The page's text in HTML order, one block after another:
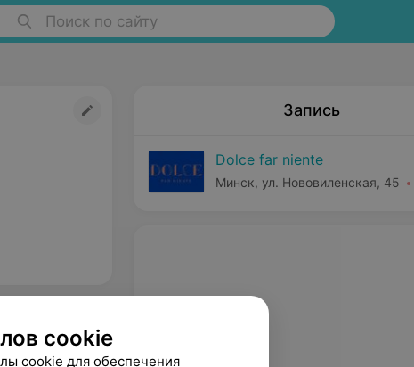
Поиск по сайту
Запись
Dolce far niente
Минск, ул. Нововиленская, 45
cookie
cookie для обеспечения